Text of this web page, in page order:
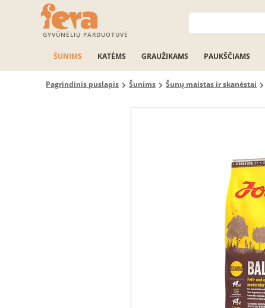
GYVŪNĖLIŲ PARDUOTUVĖ
ŠUNIMS KATĖMS GRAUŽIKAMS PAUKŠČIAMS
Pagrindinis puslapis Šunims Šunų maistas ir skanėstai